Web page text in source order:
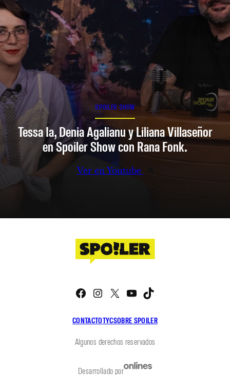
SPOILER SHOW
Tessa Ia, Denia Agalianu y Liliana Villaseñor
en Spoiler Show con Rana Fonk.
Ver en Youtube
CONTACTOTYCSOBRE SPOILER
Facebook
Instagram
X YouTube
Algunos derechos reservados
Desarrollado por